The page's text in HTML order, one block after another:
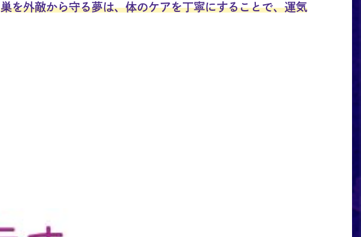
巣を外敵から守る夢は、体のケアを丁寧にすることで、運気